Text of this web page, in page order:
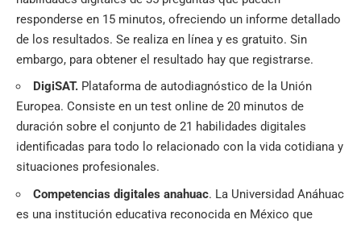
responderse en 15 minutos, ofreciendo un informe detallado
de los resultados. Se realiza en línea y es gratuito. Sin
embargo, para obtener el resultado hay que registrarse.
DigiSAT. Plataforma de autodiagnóstico de la Unión
Europea. Consiste en un test online de 20 minutos de
duración sobre el conjunto de 21 habilidades digitales
identificadas para todo lo relacionado con la vida cotidiana y
situaciones profesionales.
Competencias digitales anahuac. La Universidad Anáhuac
es una institución educativa reconocida en México que